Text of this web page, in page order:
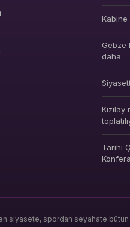
Kabine
Gebze
daha
Tarihi
siyasete, spordan seyahate